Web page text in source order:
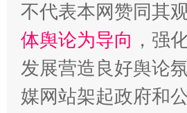
不代表本网赞同其
体舆论为导向 ，强
发展营造良好舆论
媒网站架起政府和